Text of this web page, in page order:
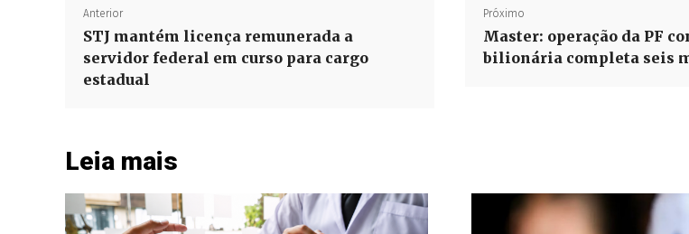
Anterior
STJ mantém licença remunerada a
servidor federal em curso para cargo
estadual
Próximo
Master: operação da PF
bilionária completa seis
Leia mais